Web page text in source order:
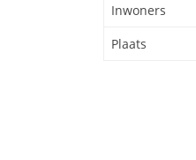
Inwoners
Plaats